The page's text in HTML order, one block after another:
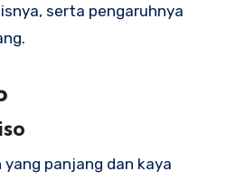
serta pengaruhnya
panjang dan kaya